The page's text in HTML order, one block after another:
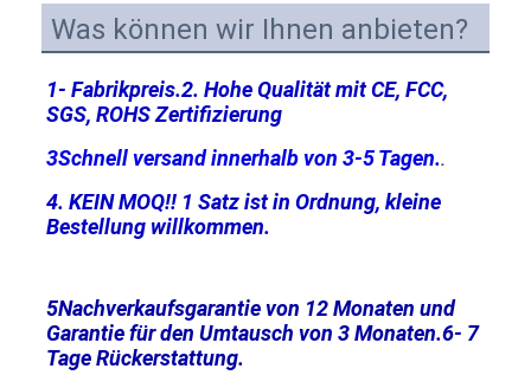
Was können wir Ihnen anbieten?
1- Fabrikpreis.2. Hohe Qualität mit CE, FCC,
SGS, ROHS Zertifizierung
3Schnell versand innerhalb von 3-5 Tagen..
4. KEIN MOQ!! 1 Satz ist in Ordnung, kleine
Bestellung willkommen.
5Nachverkaufsgarantie von 12 Monaten und
Garantie für den Umtausch von 3 Monaten.6- 7
Tage Rückerstattung.